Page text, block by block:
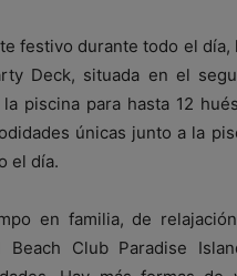
festivo durante todo el
Deck, situada en el
piscina para hasta 12
únicas junto a la
el día.
en familia, de
Beach Club Paradise